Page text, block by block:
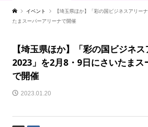
イベント
【埼玉県ほか】「彩の国ビジネスアリー
たまスーパーアリーナで開催
【埼玉県ほか】「彩の国ビジネ
2023」を2月8・9日にさいたまス
で開催
2023.01.20